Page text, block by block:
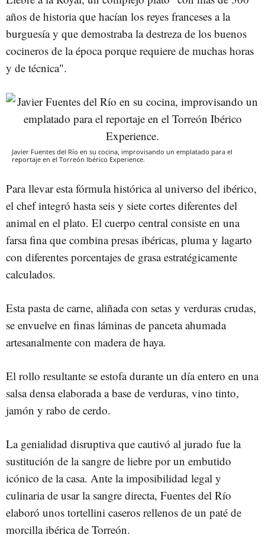
años de historia que hacían los reyes franceses a la
burguesía y que demostraba la destreza de los buenos
cocineros de la época porque requiere de muchas horas
y de técnica".
Javier Fuentes del Río en su cocina, improvisando un emplatado para el
reportaje en el Torreón Ibérico Experience.
Para llevar esta fórmula histórica al universo del ibérico,
el chef integró hasta seis y siete cortes diferentes del
animal en el plato. El cuerpo central consiste en una
farsa fina que combina presas ibéricas, pluma y lagarto
con diferentes porcentajes de grasa estratégicamente
calculados.
Esta pasta de carne, aliñada con setas y verduras crudas,
se envuelve en finas láminas de panceta ahumada
artesanalmente con madera de haya.
El rollo resultante se estofa durante un día entero en una
salsa densa elaborada a base de verduras, vino tinto,
jamón y rabo de cerdo.
La genialidad disruptiva que cautivó al jurado fue la
sustitución de la sangre de liebre por un embutido
icónico de la casa. Ante la imposibilidad legal y
culinaria de usar la sangre directa, Fuentes del Río
elaboró unos tortellini caseros rellenos de un paté de
morcilla ibérica de Torreón.